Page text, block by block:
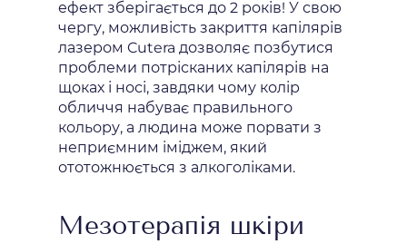
ефект зберігається до 2 років! У свою
чергу, можливість закриття капілярів
лазером Cutera дозволяє позбутися
проблеми потрісканих капілярів на
щоках і носі, завдяки чому колір
обличчя набуває правильного
кольору, а людина може порвати з
неприємним іміджем, який
ототожнюється з алкоголіками.
Мезотерапія шкіри